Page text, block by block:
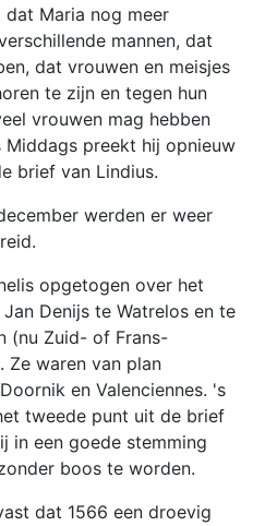
Maria nog meer
mannen, dat
dat vrouwen en meisjes
te zijn en tegen hun
vrouwen mag hebben
Middags preekt hij opnieuw
brief van Lindius.
werden er weer
opgetogen over het
Denijs te Watrelos en te
(nu Zuid- of Frans-
Ze waren van plan
en Valenciennes. 's
tweede punt uit de brief
in een goede stemming
boos te worden.
dat 1566 een droevig